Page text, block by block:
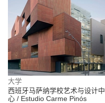
大学
西班牙马萨纳学校艺术与设计中
心 / Estudio Carme Pinós